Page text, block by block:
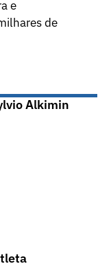
e
de
Alkimin